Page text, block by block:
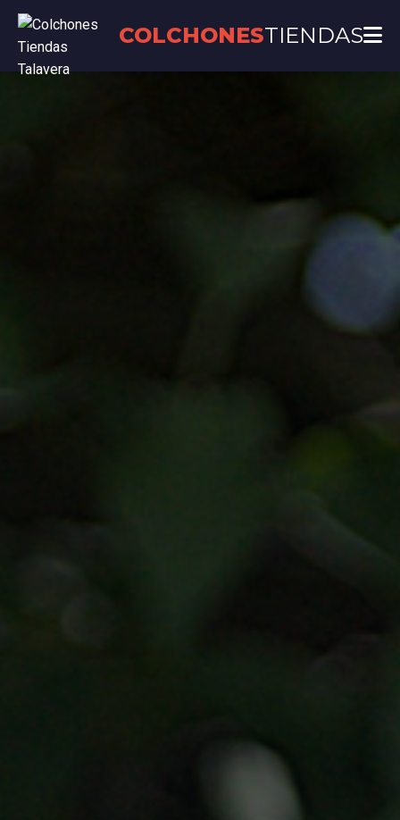
COLCHONESTIENDAS